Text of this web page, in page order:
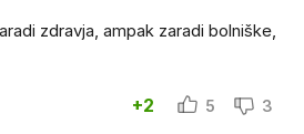
zdravja, ampak zaradi bolniške,
+2 5 3